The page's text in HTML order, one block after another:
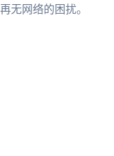
无网络的困扰。